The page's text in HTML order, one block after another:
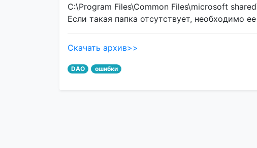
C:\Program Files\Common Files\microsoft
Если такая папка отсутствует, необходимо
Скачать архив>>
DAO ошибки